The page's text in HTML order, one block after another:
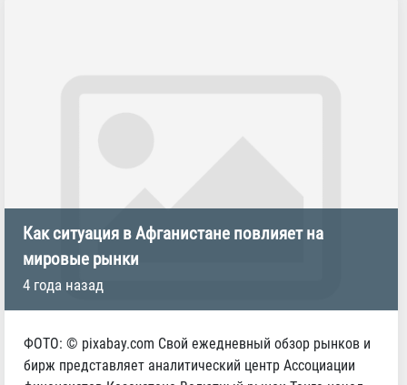
Как ситуация в Афганистане повлияет на
мировые рынки
4 года назад
ФОТО: © pixabay.com Свой ежедневный обзор рынков и
бирж представляет аналитический центр Ассоциации